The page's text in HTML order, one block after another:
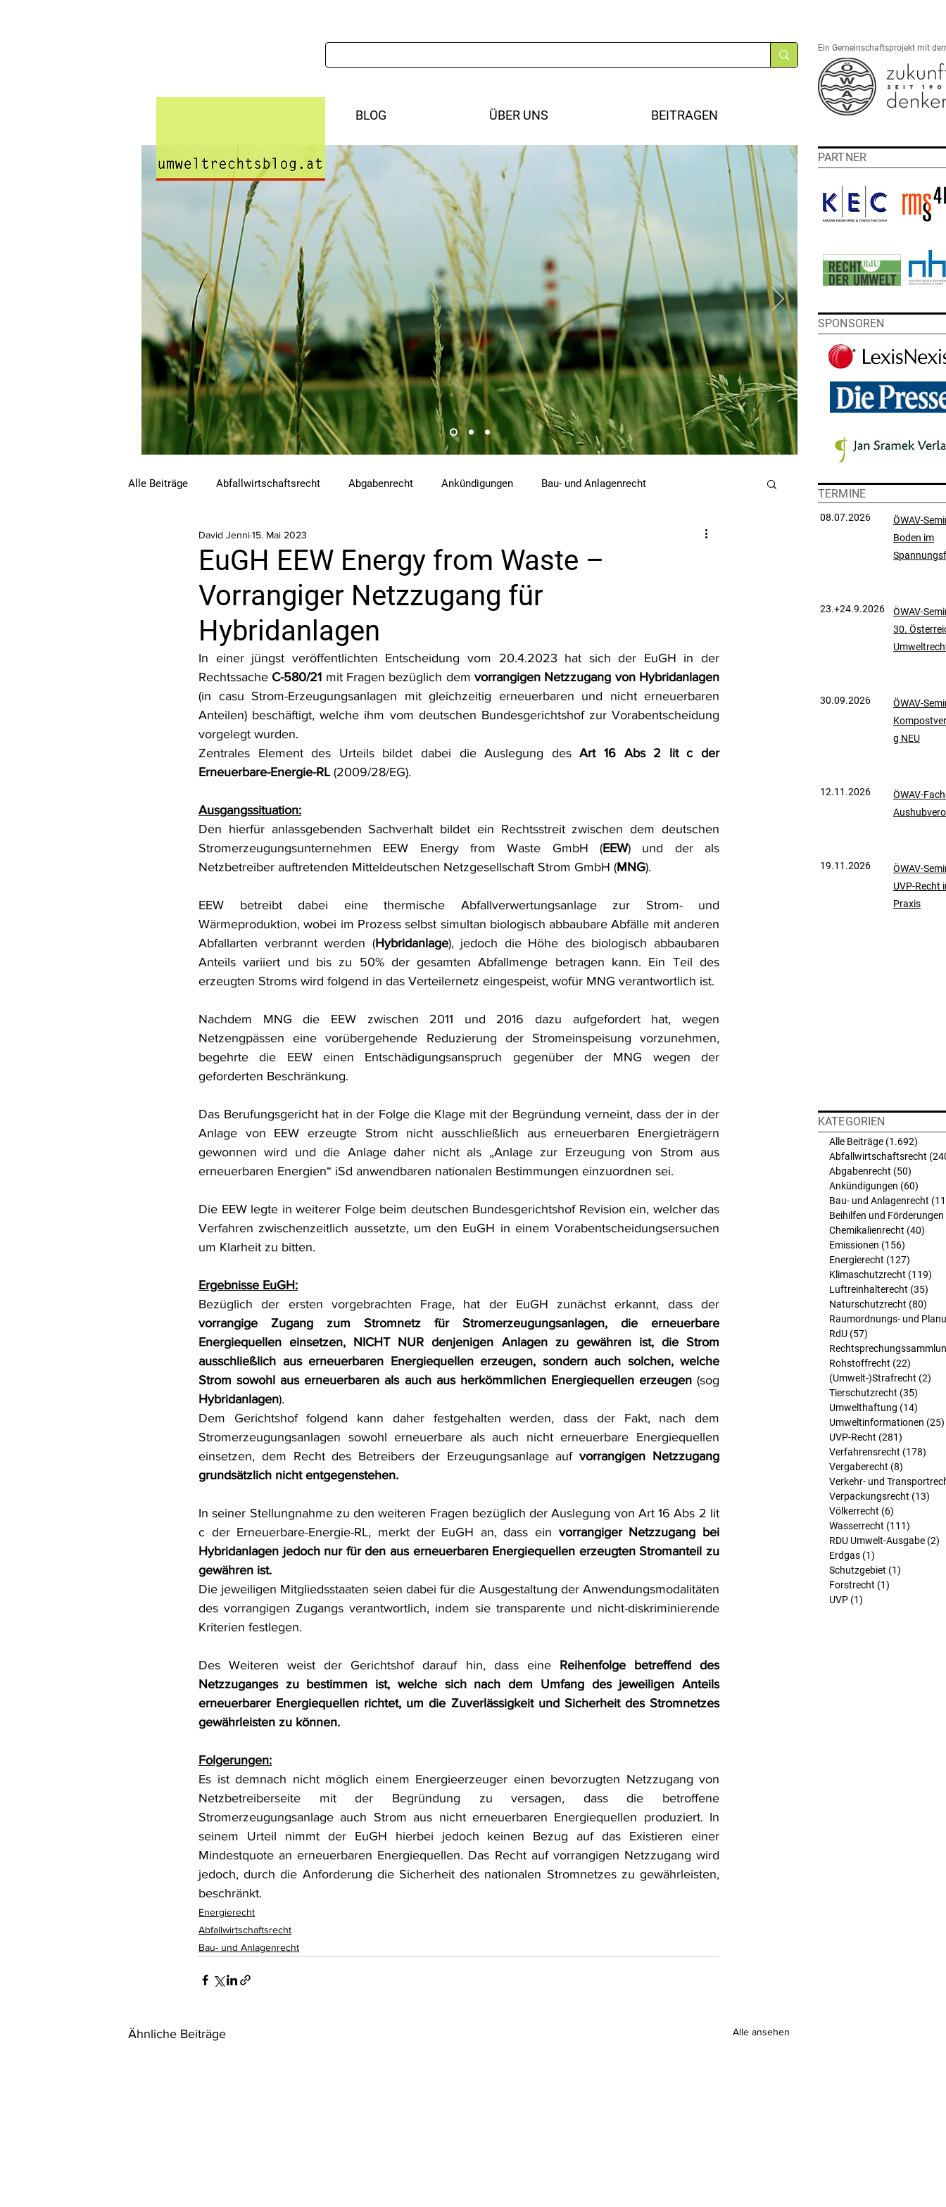
BLOG ÜBER UNS BEITRAGEN
Ein Gemeinschaftsprojekt mit
Alle Beiträge Abfallwirtschaftsrecht Abgabenrecht Ankündigungen Bau- und Anlagenrecht
Beihilfen und Förderungen
Luftreinhalterecht Naturschutzrecht Raumordnungs- und Planungsrecht
Rohstoffrecht (Umwelt-)Strafrecht Tierschutzrecht Umwelthaftung Umweltinformationen UVP-Recht
Verfahrensrecht Vergaberecht Verkehr- und Transportrecht Verpackungsrecht Völkerrecht
Wasserrecht RDU Umwelt-Ausgabe Erdgas
EuGH EEW Energy from Waste –
Vorrangiger Netzzugang für
Hybridanlagen
David Jenni15. Mai 2023
In einer jüngst veröffentlichten Entscheidung vom 20.4.2023 hat sich der EuGH in der
Rechtssache C-580/21 mit Fragen bezüglich dem vorrangigen Netzzugang von Hybridanlagen
(in casu Strom-Erzeugungsanlagen mit gleichzeitig erneuerbaren und nicht erneuerbaren
Anteilen) beschäftigt, welche ihm vom deutschen Bundesgerichtshof zur Vorabentscheidung
vorgelegt wurden.
Zentrales Element des Urteils bildet dabei die Auslegung des Art 16 Abs 2 lit c der
Erneuerbare-Energie-RL (2009/28/EG).
Ausgangssituation:
Den hierfür anlassgebenden Sachverhalt bildet ein Rechtsstreit zwischen dem deutschen
Stromerzeugungsunternehmen EEW Energy from Waste GmbH (EEW) und der als
Netzbetreiber auftretenden Mitteldeutschen Netzgesellschaft Strom GmbH (MNG).
EEW betreibt dabei eine thermische Abfallverwertungsanlage zur Strom- und
Wärmeproduktion, wobei im Prozess selbst simultan biologisch abbaubare Abfälle mit anderen
Abfallarten verbrannt werden (Hybridanlage), jedoch die Höhe des biologisch abbaubaren
Anteils variiert und bis zu 50% der gesamten Abfallmenge betragen kann. Ein Teil des
erzeugten Stroms wird folgend in das Verteilernetz eingespeist, wofür MNG verantwortlich ist.
Nachdem MNG die EEW zwischen 2011 und 2016 dazu aufgefordert hat, wegen
Netzengpässen eine vorübergehende Reduzierung der Stromeinspeisung vorzunehmen,
begehrte die EEW einen Entschädigungsanspruch gegenüber der MNG wegen der
geforderten Beschränkung.
Das Berufungsgericht hat in der Folge die Klage mit der Begründung verneint, dass der in der
Anlage von EEW erzeugte Strom nicht ausschließlich aus erneuerbaren Energieträgern
gewonnen wird und die Anlage daher nicht als „Anlage zur Erzeugung von Strom aus
erneuerbaren Energien“ iSd anwendbaren nationalen Bestimmungen einzuordnen sei.
Die EEW legte in weiterer Folge beim deutschen Bundesgerichtshof Revision ein, welcher das
Verfahren zwischenzeitlich aussetzte, um den EuGH in einem Vorabentscheidungsersuchen
um Klarheit zu bitten.
Ergebnisse EuGH:
vorrangige Zugang zum Stromnetz für Stromerzeugungsanlagen, die erneuerbare
Energiequellen einsetzen, NICHT NUR denjenigen Anlagen zu gewähren ist, die Strom
ausschließlich aus erneuerbaren Energiequellen erzeugen, sondern auch solchen, welche
Strom sowohl aus erneuerbaren als auch aus herkömmlichen Energiequellen erzeugen
Hybridanlagen).
Dem Gerichtshof folgend kann daher festgehalten werden, dass der Fakt, nach dem
Stromerzeugungsanlagen sowohl erneuerbare als auch nicht erneuerbare Energiequellen
einsetzen, dem Recht des Betreibers der Erzeugungsanlage auf vorrangigen Netzzugang
grundsätzlich nicht entgegenstehen.
In seiner Stellungnahme zu den weiteren Fragen bezüglich der Auslegung von Art 16 Abs 2 lit
c der Erneuerbare-Energie-RL, merkt der EuGH an, dass ein vorrangiger Netzzugang bei
Hybridanlagen jedoch nur für den aus erneuerbaren Energiequellen erzeugten Stromanteil zu
gewähren ist.
Die jeweiligen Mitgliedsstaaten seien dabei für die Ausgestaltung der Anwendungsmodalitäten
des vorrangigen Zugangs verantwortlich, indem sie transparente und nicht-diskriminierende
Kriterien festlegen.
Des Weiteren weist der Gerichtshof darauf hin, dass eine Reihenfolge betreffend des
Netzzuganges zu bestimmen ist, welche sich nach dem Umfang des jeweiligen Anteils
erneuerbarer Energiequellen richtet, um die Zuverlässigkeit und Sicherheit des Stromnetzes
gewährleisten zu können.
Folgerungen:
Es ist demnach nicht möglich einem Energieerzeuger einen bevorzugten Netzzugang von
Netzbetreiberseite mit der Begründung zu versagen, dass die betroffene
Stromerzeugungsanlage auch Strom aus nicht erneuerbaren Energiequellen produziert. In
seinem Urteil nimmt der EuGH hierbei jedoch keinen Bezug auf das Existieren einer
Mindestquote an erneuerbaren Energiequellen. Das Recht auf vorrangigen Netzzugang wird
jedoch, durch die Anforderung die Sicherheit des nationalen Stromnetzes zu gewährleisten,
beschränkt.
Energierecht
Abfallwirtschaftsrecht
Bau- und Anlagenrecht
Ähnliche Beiträge Alle ansehen
Alle Beiträge (1.692)
Abfallwirtschaftsrecht
Abgabenrecht (50)
Ankündigungen (60)
Bau- und Anlagenrecht
Beihilfen und Förderungen
Chemikalienrecht (40)
Emissionen (156)
Energierecht (127)
Klimaschutzrecht (119)
Luftreinhalterecht (35)
Naturschutzrecht (80)
Raumordnungs- und
RdU (57)
Rohstoffrecht (22)
(Umwelt-)Strafrecht (2)
Tierschutzrecht (35)
Umwelthaftung (14)
Umweltinformationen (25)
UVP-Recht (281)
Verfahrensrecht (178)
Vergaberecht (8)
Verkehr- und
Verpackungsrecht (13)
Völkerrecht (6)
Wasserrecht (111)
RDU Umwelt-Ausgabe (2)
Erdgas (1)
Schutzgebiet (1)
Forstrecht (1)
UVP (1)
08.07.2026
ÖWAV-
Boden im
23.+24.9.2026
ÖWAV-
30.
30.09.2026
ÖWAV-
g NEU
12.11.2026
ÖWAV-
19.11.2026
ÖWAV-
UVP-Recht
Praxis
PARTNER
TERMINE
SPONSOREN
KATEGORIEN